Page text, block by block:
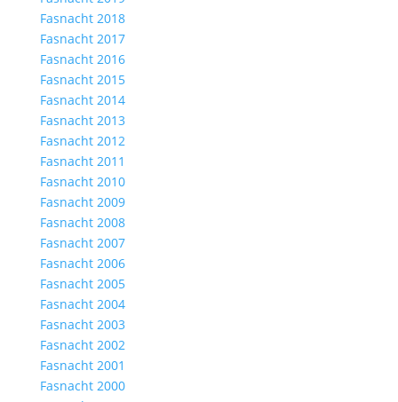
Fasnacht 2018
Fasnacht 2017
Fasnacht 2016
Fasnacht 2015
Fasnacht 2014
Fasnacht 2013
Fasnacht 2012
Fasnacht 2011
Fasnacht 2010
Fasnacht 2009
Fasnacht 2008
Fasnacht 2007
Fasnacht 2006
Fasnacht 2005
Fasnacht 2004
Fasnacht 2003
Fasnacht 2002
Fasnacht 2001
Fasnacht 2000